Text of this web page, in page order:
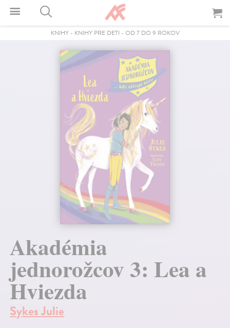
KNIHY- KNIHY PRE DETI - OD 7 DO 9 ROKOV
Akadémia
jednorožcov 3: Lea a
Hviezda
Sykes Julie